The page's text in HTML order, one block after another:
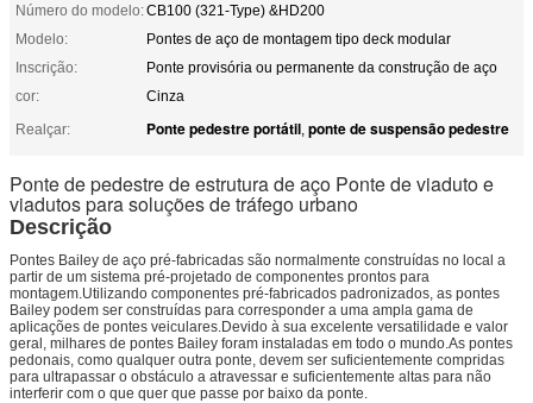
Número do modelo:CB100 (321-Type) &HD200
Modelo:
Pontes de aço de montagem tipo deck modular
Inscrição:
Ponte provisória ou permanente da construção de aço
cor:
Cinza
Realçar:
Ponte pedestre portátil, ponte de suspensão pedestre
Ponte de pedestre de estrutura de aço Ponte de viaduto e
viadutos para soluções de tráfego urbano
Descrição
Pontes Bailey de aço pré-fabricadas são normalmente construídas no local a
partir de um sistema pré-projetado de componentes prontos para
montagem.Utilizando componentes pré-fabricados padronizados, as pontes
Bailey podem ser construídas para corresponder a uma ampla gama de
aplicações de pontes veiculares.Devido à sua excelente versatilidade e valor
geral, milhares de pontes Bailey foram instaladas em todo o mundo.As pontes
pedonais, como qualquer outra ponte, devem ser suficientemente compridas
para ultrapassar o obstáculo a atravessar e suficientemente altas para não
interferir com o que quer que passe por baixo da ponte.